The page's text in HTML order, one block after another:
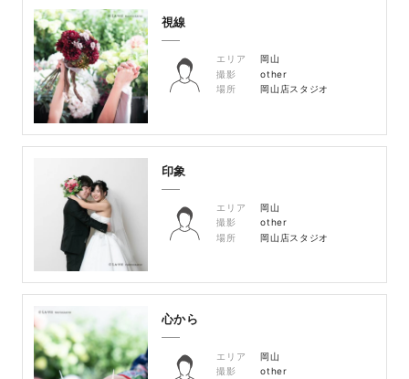
視線
エリア
岡山
撮影
other
場所
岡山店スタジオ
印象
エリア
岡山
撮影
other
場所
岡山店スタジオ
心から
エリア
岡山
撮影
other